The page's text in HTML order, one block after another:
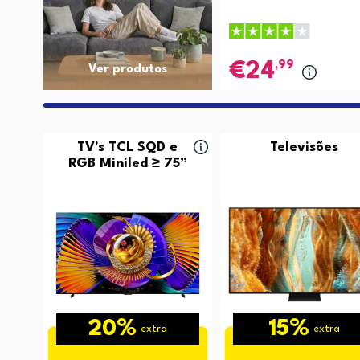
Ver produtos 24,99
TV's TCL SQD e
RGB Miniled ≥ 75”
20% extra
Televisões
15% extra